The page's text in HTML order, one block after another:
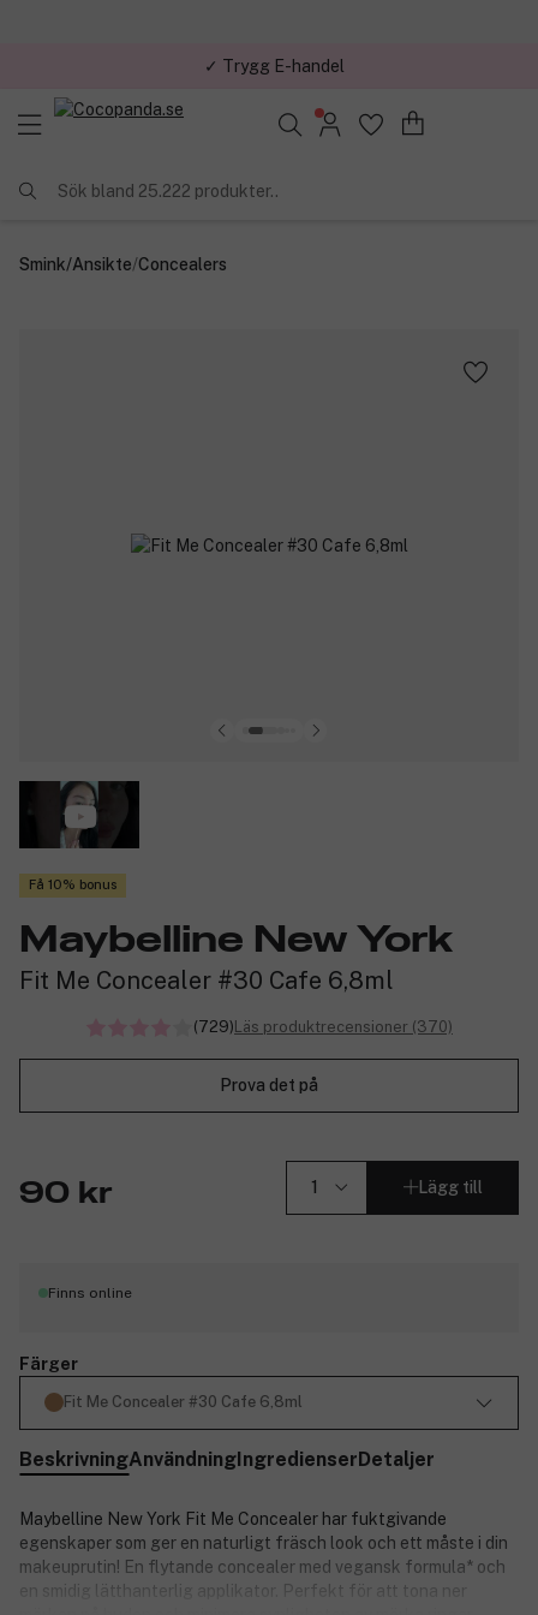
✓ Trygg E-handel
Sök bland 25.222 produkter..
Smink/Ansikte/Concealers
Få 10% bonus
Maybelline New York
Fit Me Concealer #30 Cafe 6,8ml
(729)Läs produktrecensioner (370)
Prova det på
90 kr Lägg till
Finns online
Färger
Fit Me Concealer #30 Cafe 6,8ml
BeskrivningAnvändningIngredienserDetaljer
Maybelline New York Fit Me Concealer har fuktgivande
egenskaper som ger en naturligt fräsch look och ett måste i din
makeuprutin! En flytande concealer med vegansk formula* och
en smidig lätthanterlig applikator. Perfekt för att tona ner